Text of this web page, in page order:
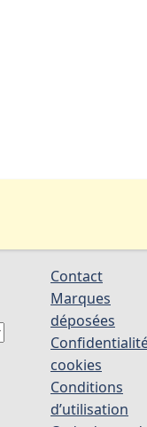
Contact
Marques
déposées
cookies
Conditions
d’utilisation